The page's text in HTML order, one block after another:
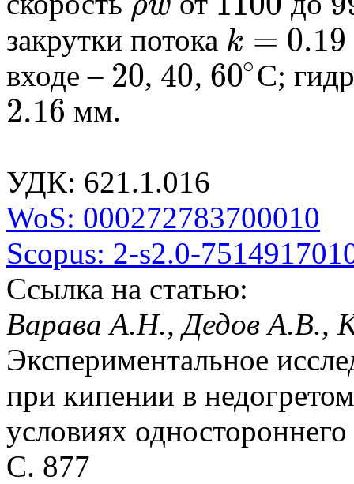
ρw 1100
закрутки потока k = 0.19
k=0.19
входе – 20
20 , 40
40 , 60∘
60∘ С;
2.16
2.16 мм.
УДК: 621.1.016
WoS: 000272783700010
Scopus: 2-s2.0-
Ссылка на статью:
Варава А.Н., Дедов А.В.,
Экспериментальное
при кипении в
условиях
С. 877